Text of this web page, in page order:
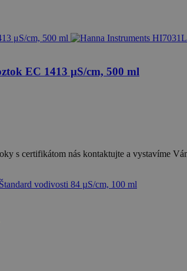
EC 1413 μS/cm, 500 ml
s certifikátom nás kontaktujte a vystavíme